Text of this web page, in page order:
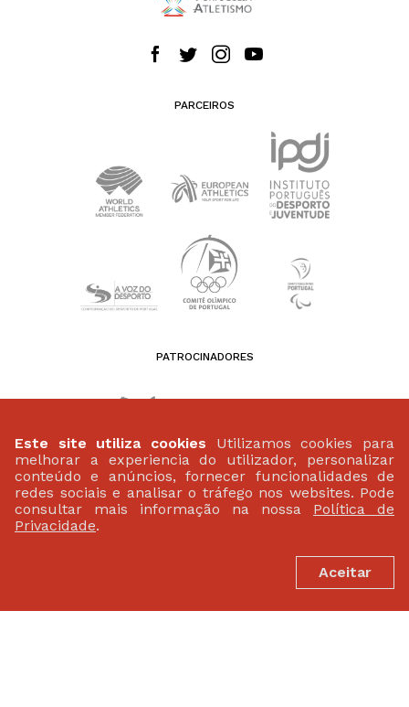
PARCEIROS
PATROCINADORES
Largo da Lagoa 15 B
Este site utiliza cookies Utilizamos cookies para
melhorar a experiencia do utilizador, personalizar
conteúdo e anúncios, fornecer funcionalidades de
redes sociais e analisar o tráfego nos websites. Pode
consultar mais informação na nossa Política de
Privacidade.
Aceitar